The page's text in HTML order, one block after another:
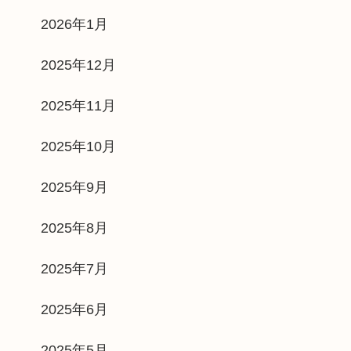
2026年1月
2025年12月
2025年11月
2025年10月
2025年9月
2025年8月
2025年7月
2025年6月